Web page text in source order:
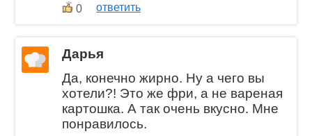
0 ответить
Дарья
Да, конечно жирно. Ну а чего вы
хотели?! Это же фри, а не вареная
картошка. А так очень вкусно. Мне
понравилось.